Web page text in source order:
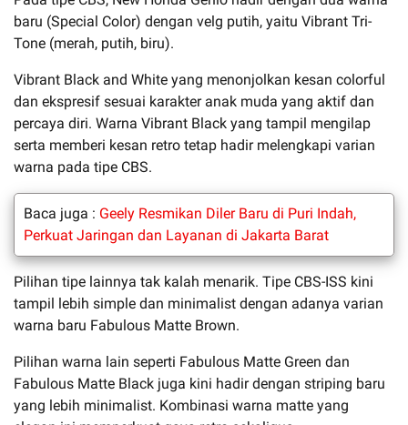
baru (Special Color) dengan velg putih, yaitu Vibrant Tri-
Tone (merah, putih, biru).
Vibrant Black and White yang menonjolkan kesan colorful
dan ekspresif sesuai karakter anak muda yang aktif dan
percaya diri. Warna Vibrant Black yang tampil mengilap
serta memberi kesan retro tetap hadir melengkapi varian
warna pada tipe CBS.
Baca juga : Geely Resmikan Diler Baru di Puri Indah,
Perkuat Jaringan dan Layanan di Jakarta Barat
Pilihan tipe lainnya tak kalah menarik. Tipe CBS-ISS kini
tampil lebih simple dan minimalist dengan adanya varian
warna baru Fabulous Matte Brown.
Pilihan warna lain seperti Fabulous Matte Green dan
Fabulous Matte Black juga kini hadir dengan striping baru
yang lebih minimalist. Kombinasi warna matte yang